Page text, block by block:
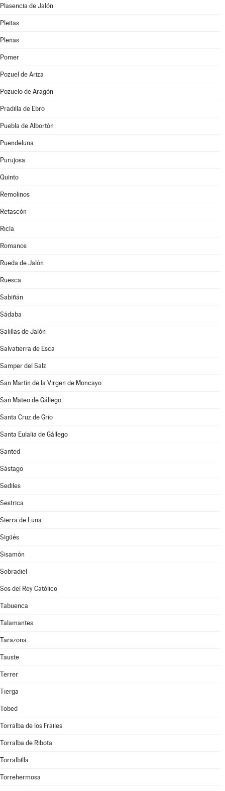
Plasencia de Jalón
Pleitas
Plenas
Pomer
Pozuel de Ariza
Pozuelo de Aragón
Pradilla de Ebro
Puebla de Albortón
Puendeluna
Purujosa
Quinto
Remolinos
Retascón
Ricla
Romanos
Rueda de Jalón
Ruesca
Sabiñán
Sádaba
Salillas de Jalón
Salvatierra de Esca
Samper del Salz
San Martín de la Virgen de Moncayo
San Mateo de Gállego
Santa Cruz de Grío
Santa Eulalia de Gállego
Santed
Sástago
Sediles
Sestrica
Sierra de Luna
Sigüés
Sisamón
Sobradiel
Sos del Rey Católico
Tabuenca
Talamantes
Tarazona
Tauste
Terrer
Tierga
Tobed
Torralba de los Frailes
Torralba de Ribota
Torralbilla
Torrehermosa